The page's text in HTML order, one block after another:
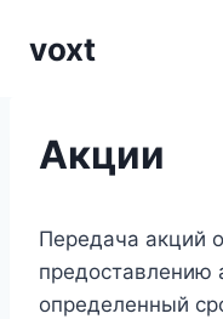
voxt
Акции
Передача акций
предоставлению
определенный